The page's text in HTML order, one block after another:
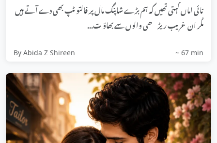
تائی اماں کہتی تھیں کہ ہم بڑے شاپنگ مال پر فالتو ٹپ بھی دے آتے ہیں
مگر ان غریب ریڑھی والوں سے بھاؤ ت...
By Abida Z Shireen ~ 67 min